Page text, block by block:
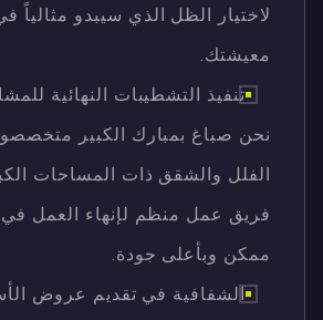
لاختيار الظل الذي سيبدو مثالياً
معيشتك.
تنفيذ التشطيبات النهائية
نحن صباغ بمبارك الكبير
الفلل والشقق ذات المساحات
فريق عمل منظم لإنهاء العمل
ممكن وبأعلى جودة.
الشفافية في تقديم عروض